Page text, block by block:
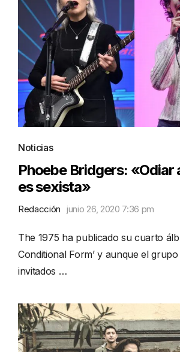
Noticias
Phoebe Bridgers: «Odiar
es sexista»
Redacción junio 26, 2020 7:36 pm
The 1975 ha publicado su cuarto
Conditional Form’ y aunque el
invitados …